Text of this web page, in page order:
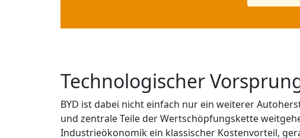
Technologischer
BYD ist dabei nicht einfach nur ein weiterer
und zentrale Teile der Wertschöpfungskette
Industrieökonomik ein klassischer Kostenvorteil,